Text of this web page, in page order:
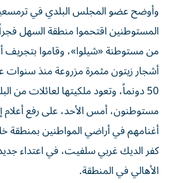
وأوضح عضو المجلس البلدي في
المستوطنين اقتحموا منطقة السهل
من مستوطنة «شيلوا»، وقاموا بتجريف
أشجار زيتون مثمرة مزروعة منذ
50 دونماً، وتعود ملكيتها لعائلات من
مستوطنون، أمس الأحد، على رفع أعلام
أغنامهم في أراضي المواطنين بمنطقة
كفر الديك غربي سلفيت، في اعتداء
الأهالي في المنطقة.